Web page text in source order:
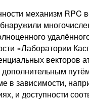
механизм RPC
«Лаборатории
векторов
дополнительным
в зависимости,
и доступности